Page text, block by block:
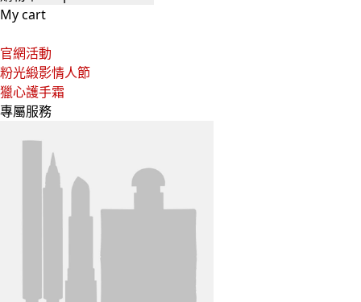
My cart
官網活動
粉光緞影情人節
獵心護手霜
專屬服務